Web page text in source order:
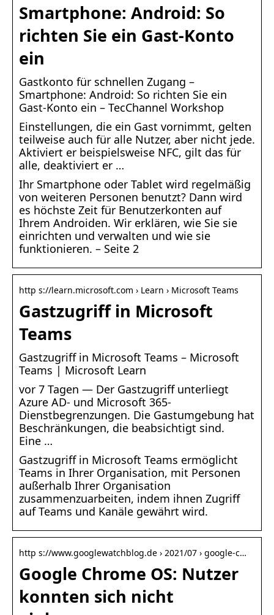
Smartphone: Android: So
richten Sie ein Gast-Konto
ein
Gastkonto für schnellen Zugang –
Smartphone: Android: So richten Sie ein
Gast-Konto ein – TecChannel Workshop
Einstellungen, die ein Gast vornimmt, gelten
teilweise auch für alle Nutzer, aber nicht jede.
Aktiviert er beispielsweise NFC, gilt das für
alle, deaktiviert er …
Ihr Smartphone oder Tablet wird regelmäßig
von weiteren Personen benutzt? Dann wird
es höchste Zeit für Benutzerkonten auf
Ihrem Androiden. Wir erklären, wie Sie sie
einrichten und verwalten und wie sie
funktionieren. – Seite 2
http s://learn.microsoft.com › Learn › Microsoft Teams
Gastzugriff in Microsoft
Teams
Gastzugriff in Microsoft Teams – Microsoft
Teams | Microsoft Learn
vor 7 Tagen — Der Gastzugriff unterliegt
Azure AD- und Microsoft 365-
Dienstbegrenzungen. Die Gastumgebung hat
Beschränkungen, die beabsichtigt sind.
Eine …
Gastzugriff in Microsoft Teams ermöglicht
Teams in Ihrer Organisation, mit Personen
außerhalb Ihrer Organisation
zusammenzuarbeiten, indem ihnen Zugriff
auf Teams und Kanäle gewährt wird.
http s://www.googlewatchblog.de › 2021/07 › google-c…
Google Chrome OS: Nutzer
konnten sich nicht